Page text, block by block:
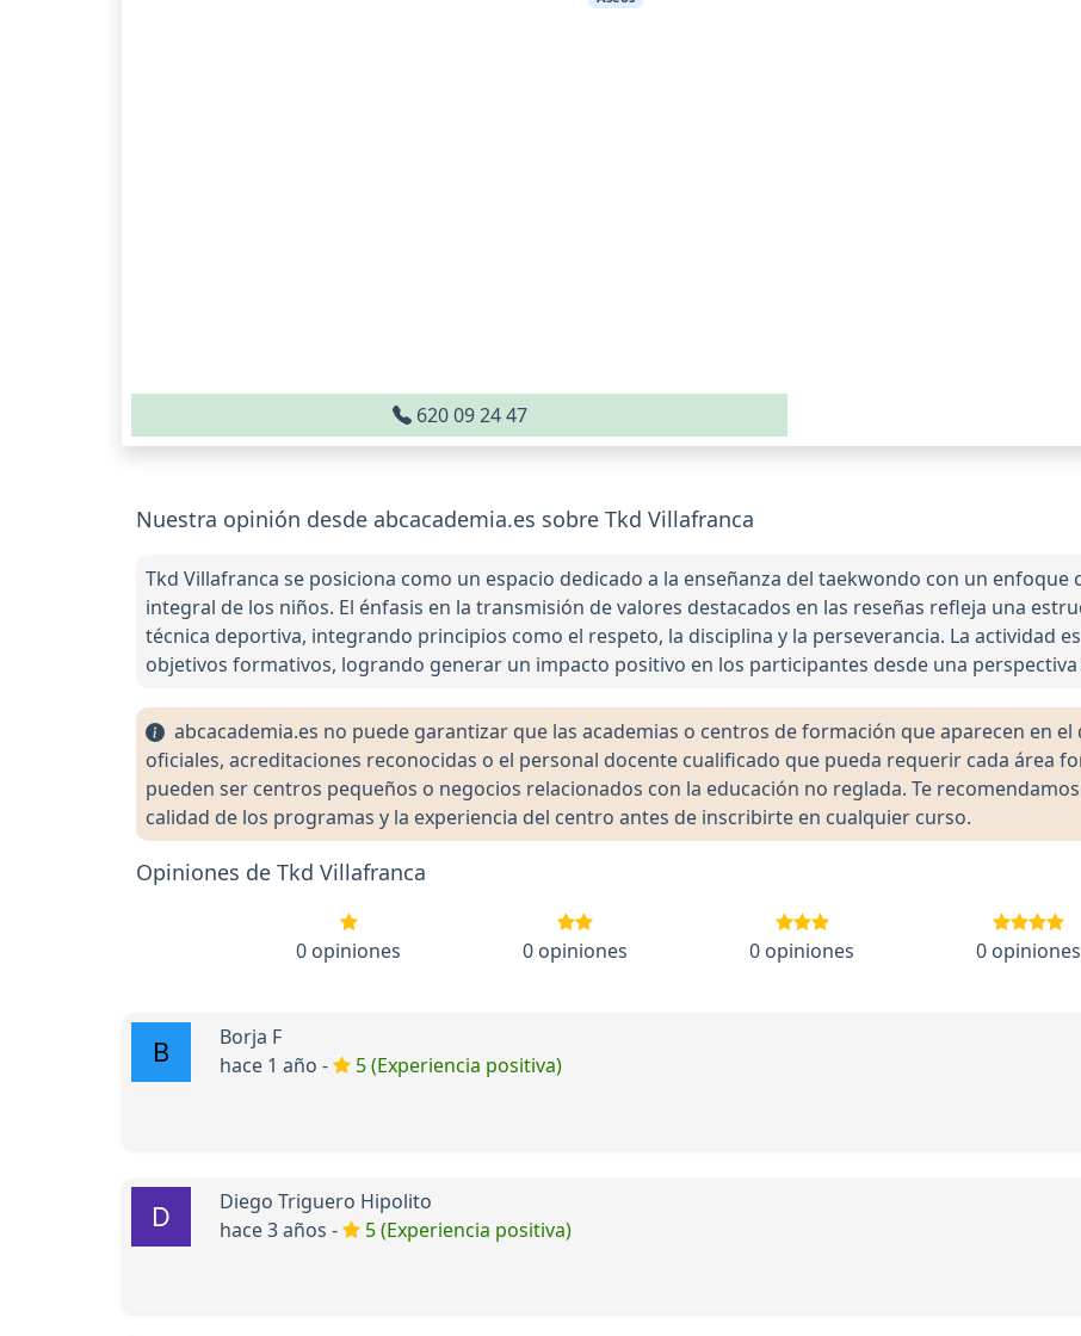
620 09 24 47
Nuestra opinión desde abcacademia.es sobre Tkd Villafranca
Tkd Villafranca se posiciona como un espacio dedicado a la enseñanza del taekwondo con un
integral de los niños. El énfasis en la transmisión de valores destacados en las reseñas refleja una
técnica deportiva, integrando principios como el respeto, la disciplina y la perseverancia. La actividad
objetivos formativos, logrando generar un impacto positivo en los participantes desde una
abcacademia.es no puede garantizar que las academias o centros de formación que aparecen en
oficiales, acreditaciones reconocidas o el personal docente cualificado que pueda requerir cada área
pueden ser centros pequeños o negocios relacionados con la educación no reglada. Te
calidad de los programas y la experiencia del centro antes de inscribirte en cualquier curso.
Opiniones de Tkd Villafranca
0 opiniones 0 opiniones 0 opiniones 0 opiniones
Borja F
hace 1 año -
5 (Experiencia positiva)
Diego Triguero Hipolito
hace 3 años -
5 (Experiencia positiva)